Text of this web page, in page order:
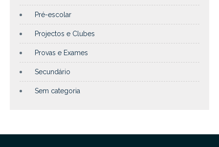
Pré-escolar
Projectos e Clubes
Provas e Exames
Secundário
Sem categoria